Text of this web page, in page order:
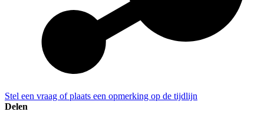
Stel een vraag of plaats een opmerking op de tijdlijn
Delen